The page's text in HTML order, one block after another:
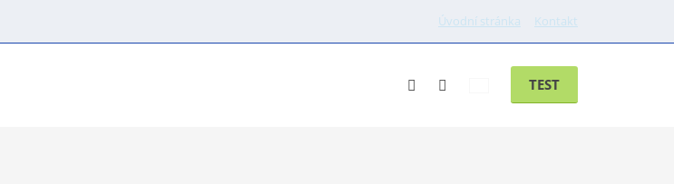
Úvodní stránka Kontakt
Vyhledávání TEST